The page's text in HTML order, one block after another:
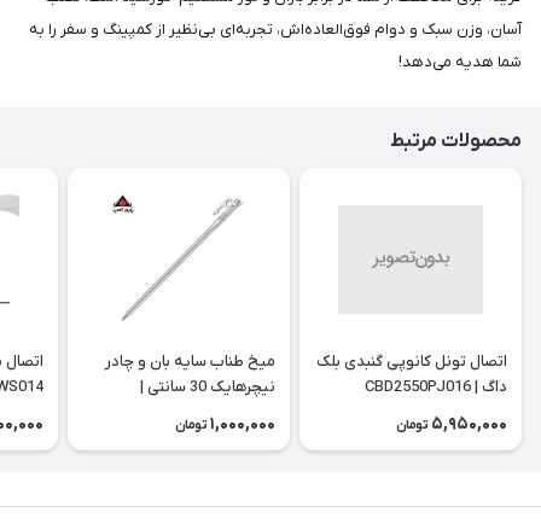
آسان، وزن سبک و دوام فوق‌العاده‌اش، تجربه‌ای بی‌نظیر از کمپینگ و سفر را به
شما هدیه می‌دهد!
محصولات مرتبط
اتصال تونل کانوپی گنبدی بلک
داگ | CBD2550PJ016
5,950,000 تومان
میخ طناب سایه بان و چادر
نیچرهایک 30 سانتی |
NH19PJ014
1,000,000 تومان